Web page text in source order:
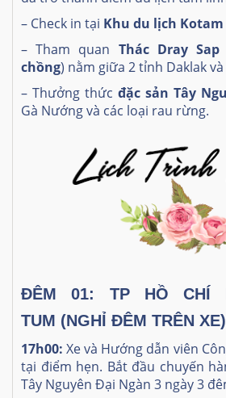
– Check in tại Khu du lịch Kotam
– Tham quan Thác Dray Sap
chồng) nằm giữa 2 tỉnh Daklak
– Thưởng thức đặc sản Tây
Gà Nướng và các loại rau rừng.
ĐÊM 01: TP HỒ CHÍ
TUM (NGHỈ ĐÊM TRÊN XE)
17h00: Xe và Hướng dẫn viên
tại điểm hẹn. Bắt đầu chuyến
Tây Nguyên Đại Ngàn 3 ngày 3